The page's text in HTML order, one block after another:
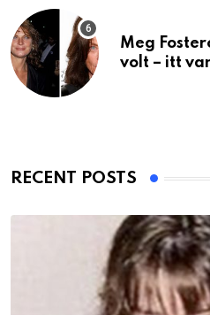
Meg
volt – itt
RECENT POSTS